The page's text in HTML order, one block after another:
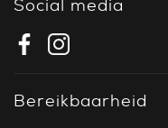
Social media
Bereikbaarheid